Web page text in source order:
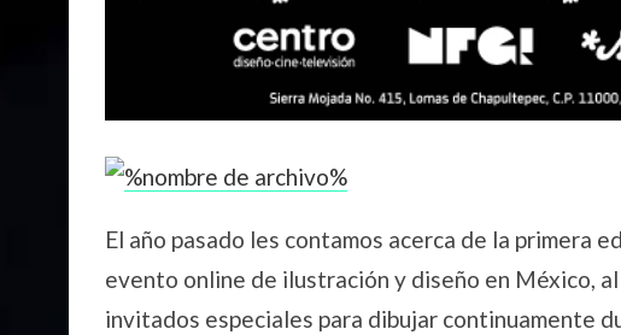
El año pasado les contamos acerca de la primera
evento online de ilustración y diseño en México,
invitados especiales para dibujar continuamente